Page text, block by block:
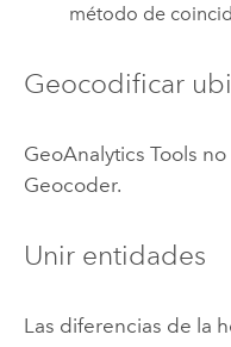
método de
Geocodificar
GeoAnalytics Tools
Geocoder.
Unir entidades
Las diferencias de la